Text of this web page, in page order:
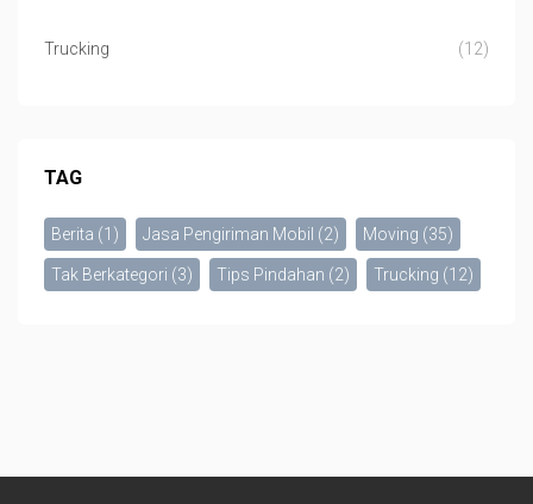
Trucking (12)
TAG
Berita (1) Jasa Pengiriman Mobil (2) Moving (35)
Tak Berkategori (3) Tips Pindahan (2) Trucking (12)